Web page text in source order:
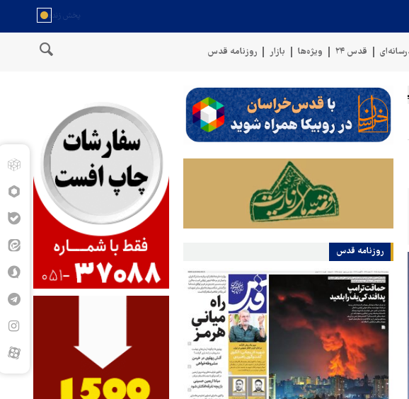
قدس ۲۴ ویژه‌ها بازار روزنامه قدس
سواحل عمان سخنگوی نیروهای مسلح یمن: کشتی نفتی عربستان را با موشک بالستیک هدف
روزنامه قدس